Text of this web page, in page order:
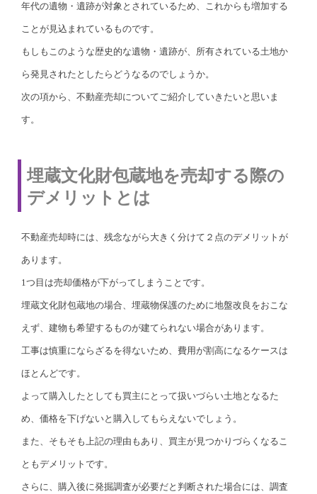
年代の遺物・遺跡が対象とされているため、これからも増加する
ことが見込まれているものです。
もしもこのような歴史的な遺物・遺跡が、所有されている土地か
ら発見されたとしたらどうなるのでしょうか。
次の項から、不動産売却についてご紹介していきたいと思いま
す。
埋蔵文化財包蔵地を売却する際の
デメリットとは
不動産売却時には、残念ながら大きく分けて２点のデメリットが
あります。
1つ目は売却価格が下がってしまうことです。
埋蔵文化財包蔵地の場合、埋蔵物保護のために地盤改良をおこな
えず、建物も希望するものが建てられない場合があります。
工事は慎重にならざるを得ないため、費用が割高になるケースは
ほとんどです。
よって購入したとしても買主にとって扱いづらい土地となるた
め、価格を下げないと購入してもらえないでしょう。
また、そもそも上記の理由もあり、買主が見つかりづらくなるこ
ともデメリットです。
さらに、購入後に発掘調査が必要だと判断された場合には、調査